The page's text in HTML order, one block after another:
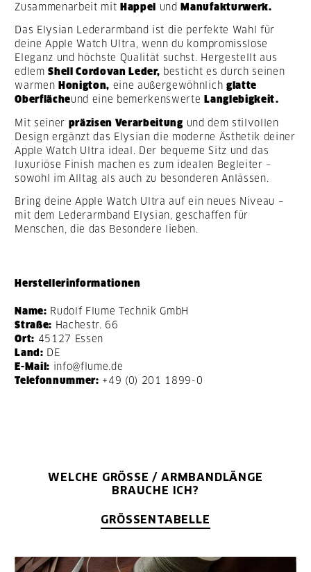
Zusammenarbeit mit Happel und Manufakturwerk.
Das Elysian Lederarmband ist die perfekte Wahl für
deine Apple Watch Ultra, wenn du kompromisslose
Eleganz und höchste Qualität suchst. Hergestellt aus
edlemShell Cordovan Leder, besticht es durch seinen
warmen Honigton, eine außergewöhnlich glatte
Oberflächeund eine bemerkenswerte Langlebigkeit.
Mit seiner präzisen Verarbeitung und dem stilvollen
Design ergänzt das Elysian die moderne Ästhetik deiner
Apple Watch Ultra ideal. Der bequeme Sitz und das
luxuriöse Finish machen es zum idealen Begleiter –
sowohl im Alltag als auch zu besonderen Anlässen.
Bring deine Apple Watch Ultra auf ein neues Niveau –
mit dem Lederarmband Elysian, geschaffen für
Menschen, die das Besondere lieben.
Herstellerinformationen
Name: Rudolf Flume Technik GmbH
Straße: Hachestr. 66
Ort: 45127 Essen
Land: DE
E-Mail: info@flume.de
Telefonnummer: +49 (0) 201 1899-0
WELCHE GRÖSSE / ARMBANDLÄNGE B
RAUCHE ICH?
GRÖSSENTABELLE